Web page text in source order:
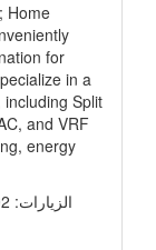
Home
for
in a
Split
and VRF
energy
الزيارات: 5602 | التقييم: 0 | المقيّمين: 0 | المدينة